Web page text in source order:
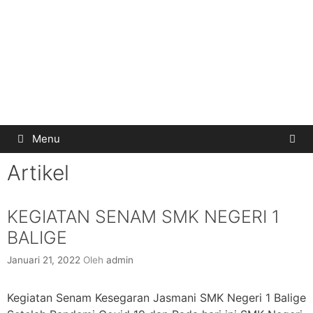
Menu
Artikel
KEGIATAN SENAM SMK NEGERI 1
BALIGE
Januari 21, 2022 Oleh admin
Kegiatan Senam Kesegaran Jasmani SMK Negeri 1 Balige